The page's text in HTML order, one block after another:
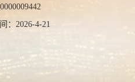
0000009442
： 2026-4-21